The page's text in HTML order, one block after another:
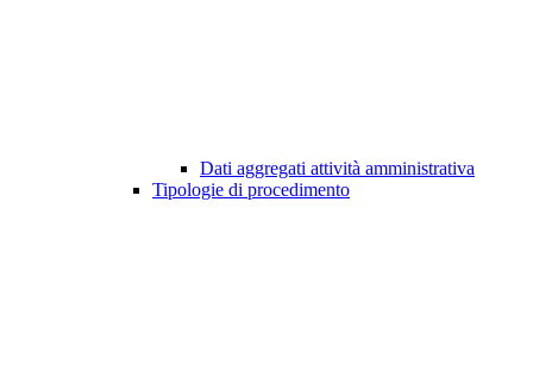
Dati aggregati attività amministrativa
Tipologie di procedimento